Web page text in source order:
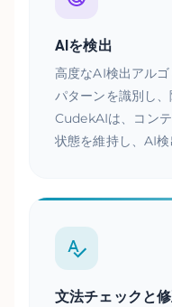
AIを検出
高度なAI検出アル
パターンを識別し、
CudekAIは、コン
状態を維持し、AI検
文法チェックと